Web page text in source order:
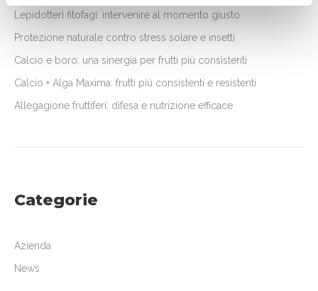
Lepidotteri fitofagi: intervenire al momento giusto
Protezione naturale contro stress solare e insetti
Calcio e boro: una sinergia per frutti più consistenti
Calcio + Alga Maxima: frutti più consistenti e resistenti
Allegagione fruttiferi: difesa e nutrizione efficace
Categorie
Azienda
News